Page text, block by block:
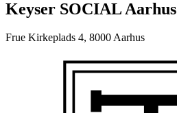
Keyser SOCIAL Aarhus
Frue Kirkeplads 4, 8000 Aarhus